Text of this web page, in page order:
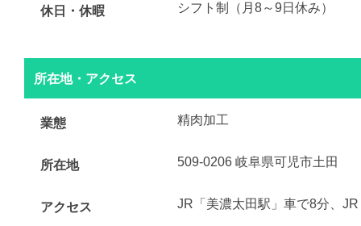
休日・休暇 シフト制（月8～9日休み）
所在地・アクセス
業態 精肉加工
所在地 509-0206 岐阜県可児市土田
アクセス JR「美濃太田駅」車で8分、